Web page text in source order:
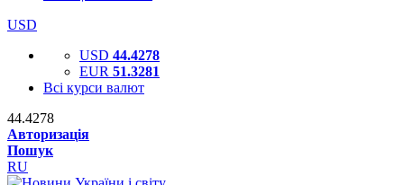
USD
USD 44.4278
EUR 51.3281
Всі курси валют
44.4278
Авторизація
Пошук
RU